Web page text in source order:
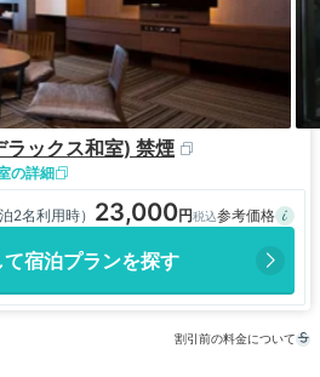
ックス和室) 禁煙
の詳細
2名利用時） 23,000
て宿泊プランを探す
割引前の料金について